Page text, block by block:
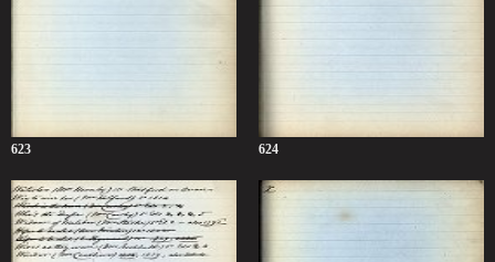
623 624